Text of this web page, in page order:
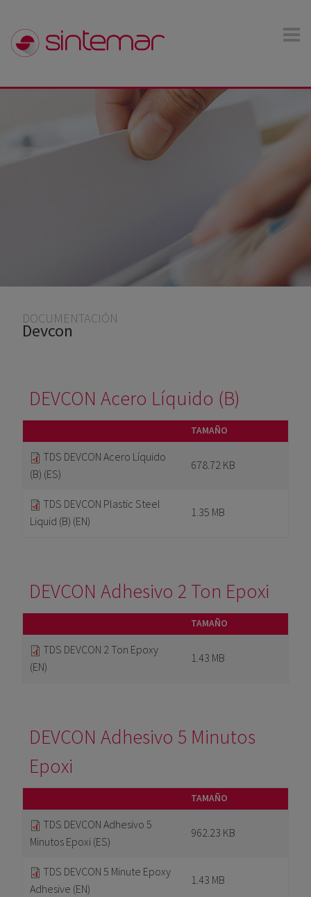
Usted está aquí
DOCUMENTACIÓN
Devcon
DEVCON Acero Líquido (B)
TAMAÑO
TDS DEVCON Acero Líquido
(B) (ES)
678.72 KB
TDS DEVCON Plastic Steel
Liquid (B) (EN)
1.35 MB
DEVCON Adhesivo 2 Ton Epoxi
TAMAÑO
TDS DEVCON 2 Ton Epoxy
(EN)
1.43 MB
DEVCON Adhesivo 5 Minutos
Epoxi
TAMAÑO
TDS DEVCON Adhesivo 5
Minutos Epoxi (ES)
962.23 KB
TDS DEVCON 5 Minute Epoxy
Adhesive (EN)
1.43 MB